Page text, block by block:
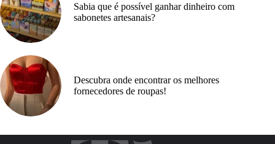
Sabia que é possível ganhar dinheiro com
sabonetes artesanais?
Descubra onde encontrar os melhores
fornecedores de roupas!